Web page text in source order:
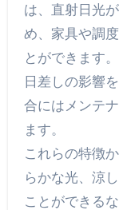
は、直射日光
め、家具や調
とができます。
日差しの影響
合にはメンテ
ます。
これらの特徴
らかな光、涼
ことができる